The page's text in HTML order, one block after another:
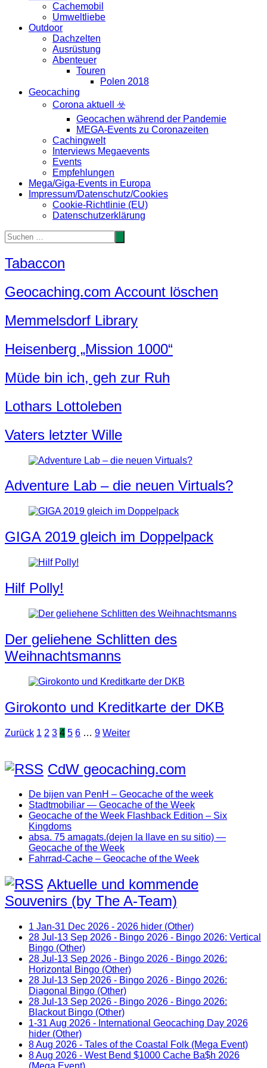
Cachemobil
Umweltliebe
Outdoor
Dachzelten
Ausrüstung
Abenteuer
Touren
Polen 2018
Geocaching
Corona aktuell ☣️
Geocachen während der Pandemie
MEGA-Events zu Coronazeiten
Cachingwelt
Interviews Megaevents
Events
Empfehlungen
Mega/Giga-Events in Europa
Impressum/Datenschutz/Cookies
Cookie-Richtlinie (EU)
Datenschutzerklärung
Tabaccon
Geocaching.com Account löschen
Memmelsdorf Library
Heisenberg „Mission 1000“
Müde bin ich, geh zur Ruh
Lothars Lottoleben
Vaters letzter Wille
Adventure Lab – die neuen Virtuals?
GIGA 2019 gleich im Doppelpack
Hilf Polly!
Der geliehene Schlitten des
Weihnachtsmanns
Girokonto und Kreditkarte der DKB
Seitennummerierung
Beiträge
Zurück 1 2 3 4 5 6 … 9 Weiter
CdW geocaching.com
De bijen van PenH – Geocache of the week
Stadtmobiliar — Geocache of the Week
Geocache of the Week Flashback Edition – Six
Kingdoms
absa. 75 amagats.(dejen la llave en su sitio) —
Geocache of the Week
Fahrrad-Cache – Geocache of the Week
Aktuelle und kommende
Souvenirs (by The A-Team)
1 Jan-31 Dec 2026 - 2026 hider (Other)
28 Jul-13 Sep 2026 - Bingo 2026 - Bingo 2026: Vertical
Bingo (Other)
28 Jul-13 Sep 2026 - Bingo 2026 - Bingo 2026:
Horizontal Bingo (Other)
28 Jul-13 Sep 2026 - Bingo 2026 - Bingo 2026:
Diagonal Bingo (Other)
28 Jul-13 Sep 2026 - Bingo 2026 - Bingo 2026:
Blackout Bingo (Other)
1-31 Aug 2026 - International Geocaching Day 2026
hider (Other)
8 Aug 2026 - Tales of the Coastal Folk (Mega Event)
8 Aug 2026 - West Bend $1000 Cache Ba$h 2026